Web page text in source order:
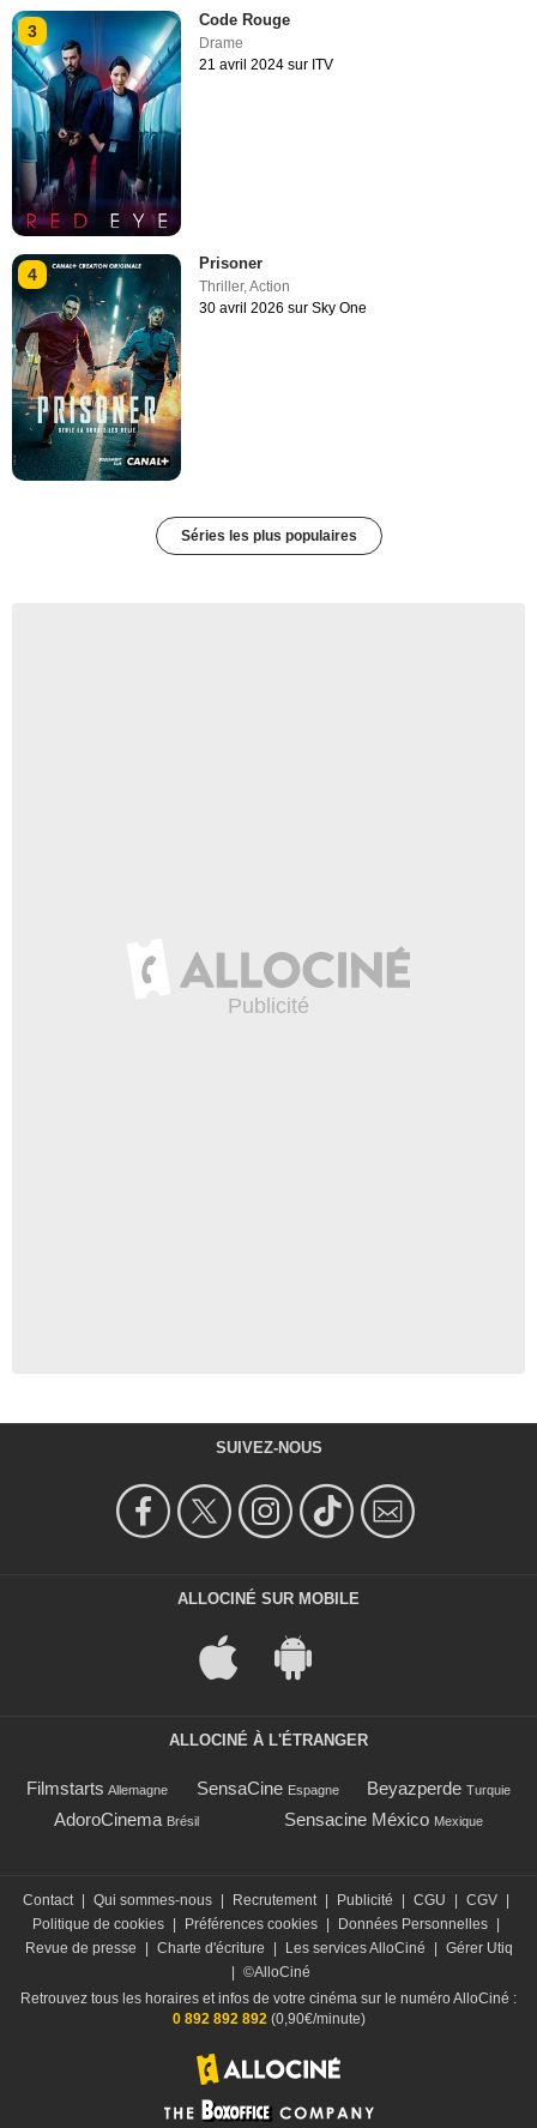
3
Code Rouge
Drame
21 avril 2024 sur ITV
4
Prisoner
Thriller,Action
30 avril 2026 sur Sky One
Séries les plus populaires
SUIVEZ-NOUS
ALLOCINÉ SUR MOBILE
ALLOCINÉ À L'ÉTRANGER
Filmstarts Allemagne SensaCine Espagne Beyazperde Turquie
AdoroCinema Brésil Sensacine México Mexique
Contact | Qui sommes-nous | Recrutement | Publicité | CGU | CGV |
Politique de cookies | Préférences cookies | Données Personnelles |
Revue de presse
| Charte d'écriture | Les services AlloCiné | Gérer Utiq
| ©AlloCiné
Retrouvez tous les horaires et infos de votre cinéma sur le numéro AlloCiné :
0 892 892 892 (0,90€/minute)